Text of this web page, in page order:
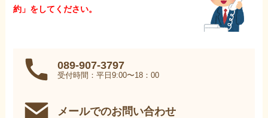
約」をしてください。
089-907-3797
受付時間：平日9:00〜18：00
メールでのお問い合わせ